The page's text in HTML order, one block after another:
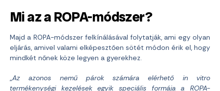
Mi az a ROPA-módszer?
Majd a ROPA-módszer felkínálásával folytatják, ami egy olyan
eljárás, amivel valami elképesztően sötét módon érik el, hogy
mindkét nőnek köze legyen a gyerekhez.
„Az azonos nemű párok számára elérhető in vitro
termékenységi kezelések egyik speciális formája a ROPA-